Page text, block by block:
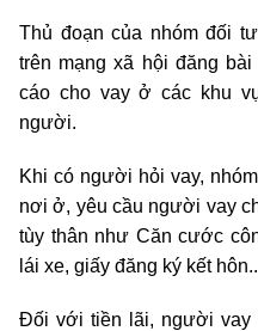
Thủ đoạn của nhóm đối
trên mạng xã hội đăng
cáo cho vay ở các khu
người.
Khi có người hỏi vay,
nơi ở, yêu cầu người vay
tùy thân như Căn cước
lái xe, giấy đăng ký kết
Đối với tiền lãi, người vay